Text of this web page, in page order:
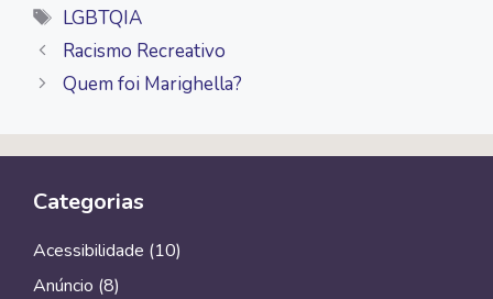
Tags
LGBTQIA
Racismo Recreativo
Quem foi Marighella?
Categorias
Acessibilidade (10)
Anúncio (8)